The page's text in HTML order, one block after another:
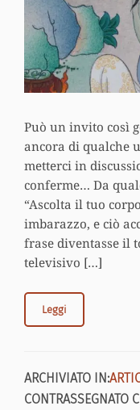
Può un invito così
ancora di qualche
metterci in
conferme… Da
“Ascolta il tuo
imbarazzo, e ciò
frase diventasse il
televisivo […]
Leggi
ARCHIVIATO IN:
CONTRASSEGNATO